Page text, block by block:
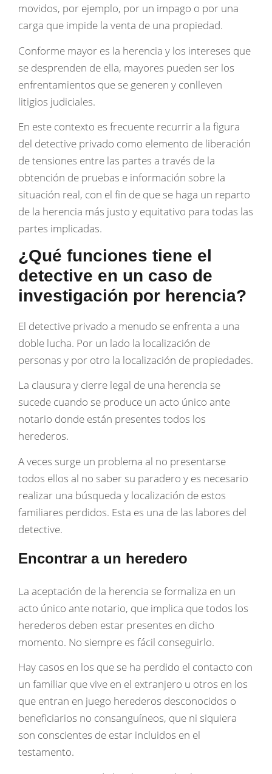
movidos, por ejemplo, por un impago o por una
carga que impide la venta de una propiedad.
Conforme mayor es la herencia y los intereses que
se desprenden de ella, mayores pueden ser los
enfrentamientos que se generen y conlleven
litigios judiciales.
En este contexto es frecuente recurrir a la figura
del detective privado como elemento de liberación
de tensiones entre las partes a través de la
obtención de pruebas e información sobre la
situación real, con el fin de que se haga un reparto
de la herencia más justo y equitativo para todas las
partes implicadas.
¿Qué funciones tiene el
detective en un caso de
investigación por herencia?
El detective privado a menudo se enfrenta a una
doble lucha. Por un lado la localización de
personas y por otro la localización de propiedades.
La clausura y cierre legal de una herencia se
sucede cuando se produce un acto único ante
notario donde están presentes todos los
herederos.
A veces surge un problema al no presentarse
todos ellos al no saber su paradero y es necesario
realizar una búsqueda y localización de estos
familiares perdidos. Esta es una de las labores del
detective.
Encontrar a un heredero
La aceptación de la herencia se formaliza en un
acto único ante notario, que implica que todos los
herederos deben estar presentes en dicho
momento. No siempre es fácil conseguirlo.
Hay casos en los que se ha perdido el contacto con
un familiar que vive en el extranjero u otros en los
que entran en juego herederos desconocidos o
beneficiarios no consanguíneos, que ni siquiera
son conscientes de estar incluidos en el
testamento.